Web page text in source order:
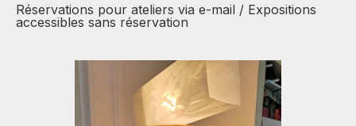
Réservations pour ateliers via e-mail / Expositions
accessibles sans réservation